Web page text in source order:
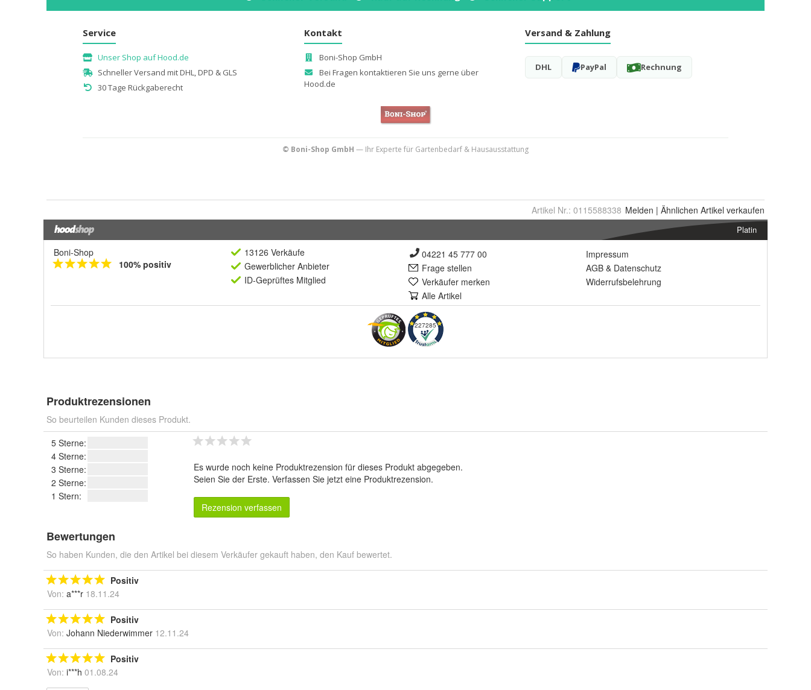
Artikel Nr.: 0115588338 Melden | Ähnlichen Artikel verkaufen
Platin
Boni-Shop
100% positiv
13126 Verkäufe
Gewerblicher Anbieter
ID-Geprüftes Mitglied
04221 45 777 00
Frage stellen
Verkäufer merken
Alle Artikel
Impressum
AGB & Datenschutz
Widerrufsbelehrung
227285
Produktrezensionen
So beurteilen Kunden dieses Produkt.
5 Sterne:
4 Sterne:
3 Sterne:
2 Sterne:
1 Stern:
Es wurde noch keine Produktrezension für dieses Produkt abgegeben.
Seien Sie der Erste. Verfassen Sie jetzt eine Produktrezension.
Rezension verfassen
Bewertungen
So haben Kunden, die den Artikel bei diesem Verkäufer gekauft haben, den Kauf bewertet.
Positiv
Von: a***r 18.11.24
Positiv
Von: Johann Niederwimmer 12.11.24
Positiv
Von: i***h 01.08.24